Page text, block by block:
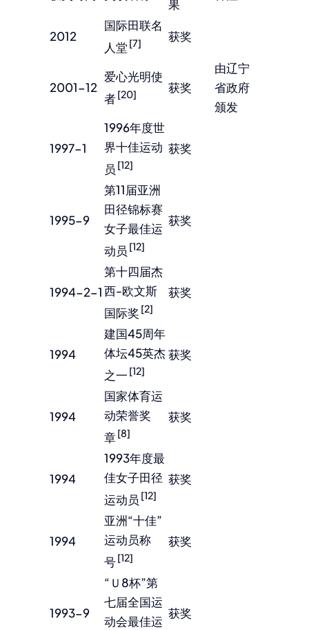
果
2012
国际田联名
人堂 [7] 获奖
2001-12
爱心光明使
者[20] 获奖
由辽宁
省政府
颁发
1997-1
1996年度世
界十佳运动
员 [12]
获奖
1995-9
第11届亚洲
田径锦标赛
女子最佳运
动员 [12]
获奖
1994-2-1
第十四届杰
西-欧文斯
国际奖 [2]
获奖
1994
建国45周年
体坛45英杰
之一 [12]
获奖
1994
国家体育运
动荣誉奖
章[8]
获奖
1994
1993年度最
佳女子田径
运动员 [12]
获奖
1994
亚洲“十佳”
运动员称
号[12]
获奖
1993-9
“Ｕ8杯”第
七届全国运
动会最佳运
获奖